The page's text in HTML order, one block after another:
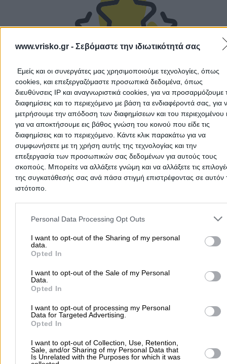
www.vrisko.gr - Σεβόμαστε την ιδιωτικότητά σας
Εμείς και οι συνεργάτες μας χρησιμοποιούμε τεχνολογίες, όπως
cookies, και επεξεργαζόμαστε προσωπικά δεδομένα, όπως
διευθύνσεις IP και αναγνωριστικά cookies, για να προσαρμόζουμε
διαφημίσεις και το περιεχόμενο με βάση τα ενδιαφέροντά σας, για
μετρήσουμε την απόδοση των διαφημίσεων και του περιεχομένου
για να αποκτήσουμε εις βάθος γνώση του κοινού που είδε τις
διαφημίσεις και το περιεχόμενο. Κάντε κλικ παρακάτω για να
συμφωνήσετε με τη χρήση αυτής της τεχνολογίας και την
επεξεργασία των προσωπικών σας δεδομένων για αυτούς τους
σκοπούς. Μπορείτε να αλλάξετε γνώμη και να αλλάξετε τις
της συγκατάθεσής σας ανά πάσα στιγμή επιστρέφοντας σε αυτόν
ιστότοπο.
Please note that this website/app uses one or more Google
and may gather and store information including but not limited to
to Google and its third-party tags to use your data for below
purposes in below Google consent section.
Personal Data Processing Opt Outs
I want to opt-out of the Sharing of my personal
data.
Opted In
I want to opt-out of the Sale of my Personal
Data.
Opted In
I want to opt-out of processing my Personal
Data for Targeted Advertising.
Opted In
I want to opt-out of Collection, Use, Retention,
Sale, and/or Sharing of my Personal Data that
Is Unrelated with the Purposes for which it was
Αυτός ο επαγγελματίας δεν έχει λάβει ακόμα καμία
αξιολόγηση. Γίνετε ο πρώτος που θα μοιραστεί την
του και βοηθήστε άλλους χρήστες να κάνουν τη σωστή
επιλογή!
> Νομός ΚΟΡΙΝΘΙΑΣ
Φροντιστήρια > Καθηγητές - Φροντιστές > Σεϊτανίδης
Μετακομίσεις & Μεταφορές Κλειδιά & Κλειδαριές